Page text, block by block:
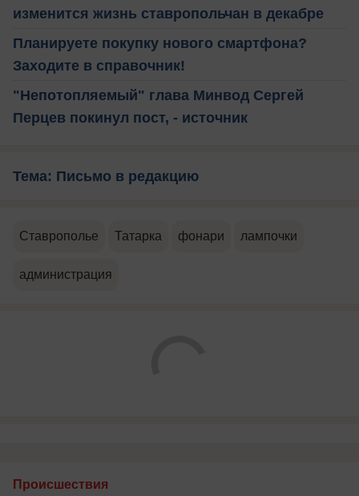
изменится жизнь ставропольчан в декабре
Планируете покупку нового смартфона?
Заходите в справочник!
"Непотопляемый" глава Минвод Сергей
Перцев покинул пост, - источник
Тема: Письмо в редакцию
Ставрополье Татарка фонари лампочки
администрация
Происшествия